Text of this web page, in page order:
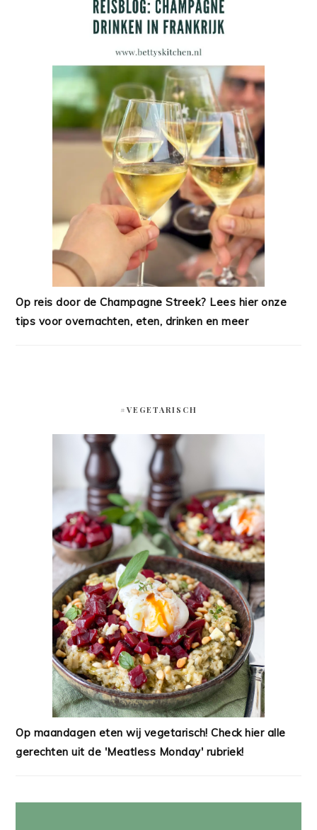
Op reis door de Champagne Streek? Lees hier onze
tips voor overnachten, eten, drinken en meer
#VEGETARISCH
Op maandagen eten wij vegetarisch! Check hier alle
gerechten uit de 'Meatless Monday' rubriek!